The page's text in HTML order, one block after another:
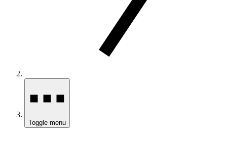
Toggle menu